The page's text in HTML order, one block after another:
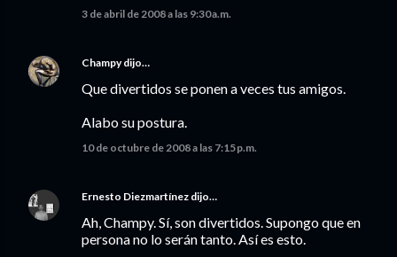
3 de abril de 2008 a las 9:30 a.m.
Champydijo…
Que divertidos se ponen a veces tus amigos.
Alabo su postura.
10 de octubre de 2008 a las 7:15 p.m.
Ernesto Diezmartínez dijo…
Ah, Champy. Sí, son divertidos. Supongo que en
persona no lo serán tanto. Así es esto.